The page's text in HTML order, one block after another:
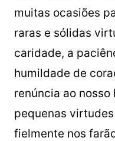
muitas ocasiões
raras e sólidas
caridade, a
humildade de
renúncia ao nosso
pequenas
fielmente nos